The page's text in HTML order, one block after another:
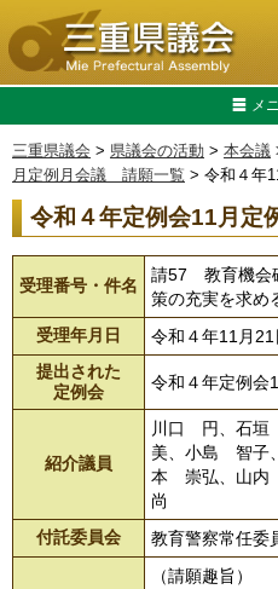
メ
三重県議会 > 県議会の活動 > 本会議
月定例月会議 請願一覧 > 令和４年
令和４年定例会11月
受理番号・件名
請57 教育機会
策の充実を求め
受理年月日
令和４年11月21
提出された
定例会
令和４年定例会
紹介議員
川口 円、石垣
美、小島 智子
本 崇弘、山
尚
付託委員会
教育警察常任委
（請願趣旨）